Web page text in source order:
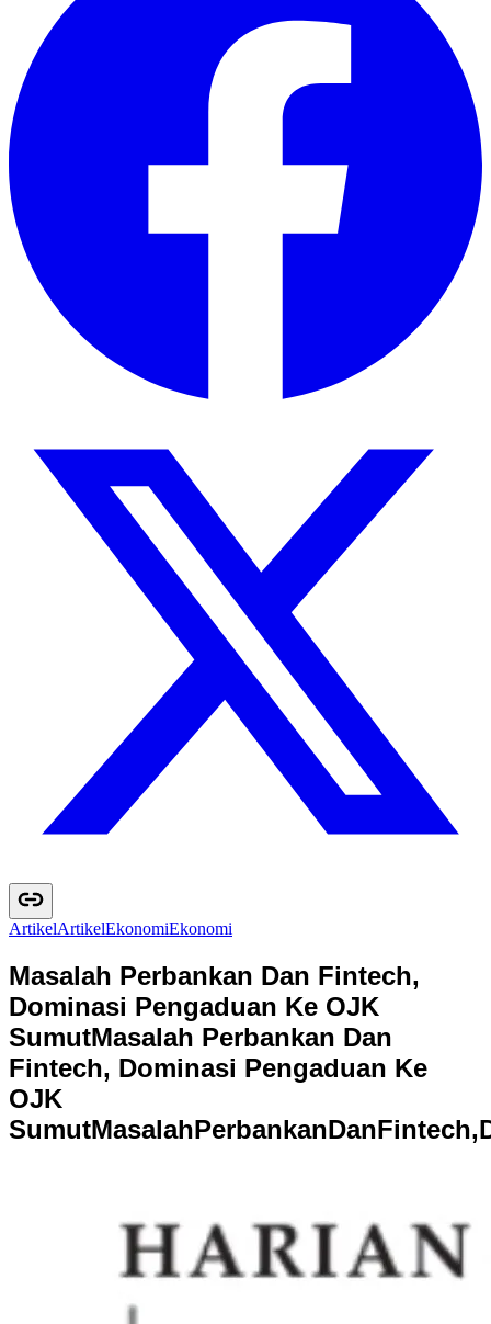
ArtikelArtikelEkonomiEkonomi
Masalah Perbankan Dan Fintech,
Dominasi Pengaduan Ke OJK
SumutMasalah Perbankan Dan
Fintech, Dominasi Pengaduan Ke
OJK
SumutMasalahPerbankanDanFintech,